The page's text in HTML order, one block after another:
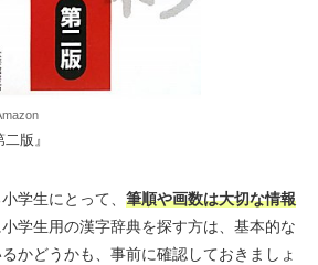
版』
学生にとって、 筆順や画数は大切な情報
学生用の漢字辞典を探す方は、基本的な
かどうかも、事前に確認しておきましょ